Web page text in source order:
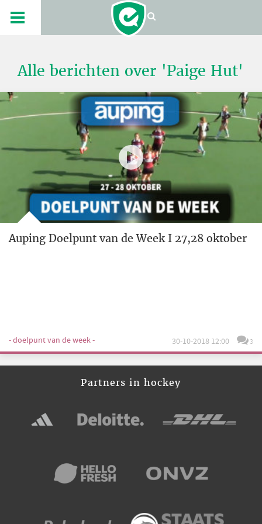
Alle berichten over 'Paige Hut'
Auping Doelpunt van de Week I 27,28 oktober
- doelpunt van de week - 30-10-2018 12:00 3
Partners in hockey